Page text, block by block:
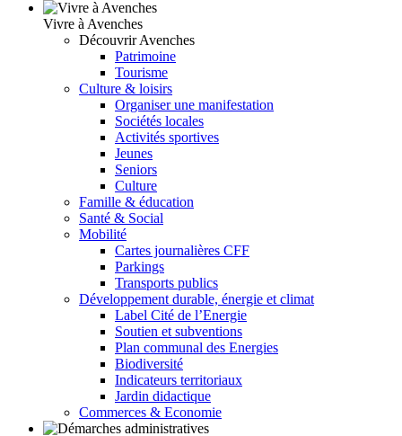
Vivre à Avenches
Découvrir Avenches
Patrimoine
Tourisme
Culture & loisirs
Organiser une manifestation
Sociétés locales
Activités sportives
Jeunes
Seniors
Culture
Famille & éducation
Santé & Social
Mobilité
Cartes journalières CFF
Parkings
Transports publics
Développement durable, énergie et climat
Label Cité de l’Energie
Soutien et subventions
Plan communal des Energies
Biodiversité
Indicateurs territoriaux
Jardin didactique
Commerces & Economie